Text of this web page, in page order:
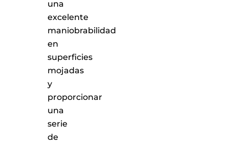
una
excelente
maniobrabilidad
en
superficies
mojadas
y
proporcionar
una
serie
de